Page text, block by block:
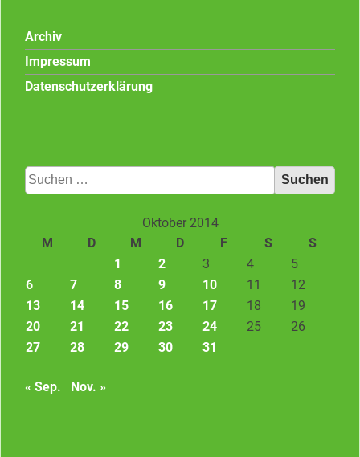
Archiv
Impressum
Datenschutzerklärung
Suchen
nach:
Oktober 2014
M
D M D F S
S
1
2 3 4
5
6
7 8 9 10 11
12
13
14 15 16 17 18
19
20
21 22 23 24 25
26
27
28 29 30 31
« Sep. Nov. »